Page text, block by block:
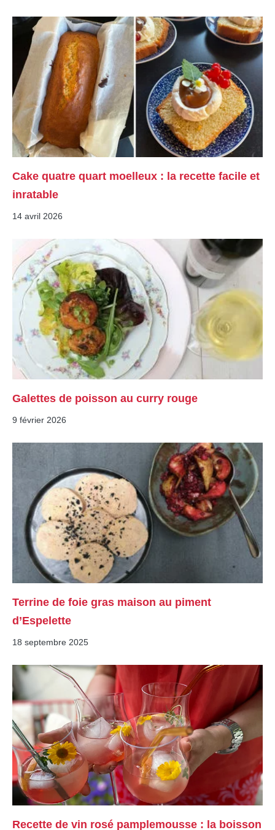
Cake quatre quart moelleux : la recette facile et
inratable
14 avril 2026
Galettes de poisson au curry rouge
9 février 2026
Terrine de foie gras maison au piment
d’Espelette
18 septembre 2025
Recette de vin rosé pamplemousse : la boisson